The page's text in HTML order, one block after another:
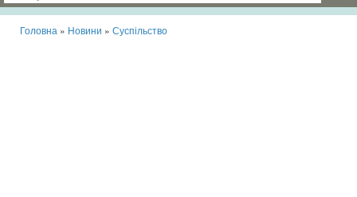
Головна » Новини » Суспільство